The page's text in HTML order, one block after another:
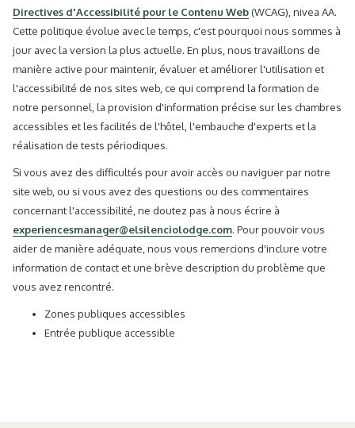
Directives d'Accessibilité pour le Contenu Web(WCAG), nivea AA.
Cette politique évolue avec le temps, c'est pourquoi nous sommes à
jour avec la version la plus actuelle. En plus, nous travaillons de
manière active pour maintenir, évaluer et améliorer l'utilisation et
l'accessibilité de nos sites web, ce qui comprend la formation de
notre personnel, la provision d'information précise sur les chambres
accessibles et les facilités de l'hôtel, l'embauche d'experts et la
réalisation de tests périodiques.
Si vous avez des difficultés pour avoir accès ou naviguer par notre
site web, ou si vous avez des questions ou des commentaires
concernant l'accessibilité, ne doutez pas à nous écrire à
experiencesmanager@elsilenciolodge.com. Pour pouvoir vous
aider de manière adéquate, nous vous remercions d'inclure votre
information de contact et une brève description du problème que
vous avez rencontré.
Zones publiques accessibles
Entrée publique accessible